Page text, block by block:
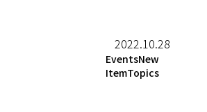
2022.10.28
EventsNew
ItemTopics